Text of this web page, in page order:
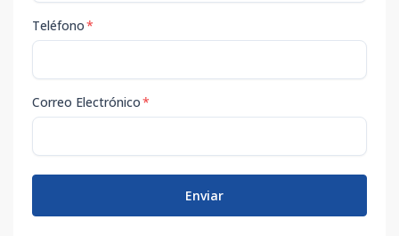
Teléfono*
Correo Electrónico*
Enviar